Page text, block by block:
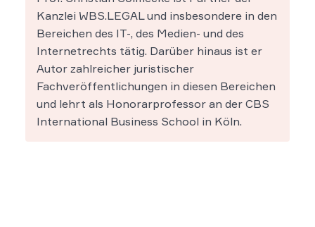
Kanzlei WBS.LEGAL und insbesondere in den
Bereichen des IT-, des Medien- und des
Internetrechts tätig. Darüber hinaus ist er
Autor zahlreicher juristischer
Fachveröffentlichungen in diesen Bereichen
und lehrt als Honorarprofessor an der CBS
International Business School in Köln.